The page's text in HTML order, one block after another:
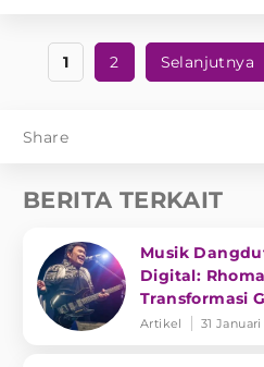
1 2 Selanjutnya
Share
BERITA TERKAIT
Musik
Digital:
Transformasi
Artikel 31 Januari